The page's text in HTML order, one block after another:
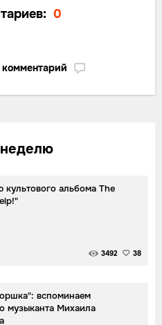
0
культового альбома The
3492 38
вспоминаем
музыканта Михаила